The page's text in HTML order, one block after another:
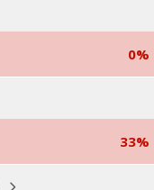
0%
33%